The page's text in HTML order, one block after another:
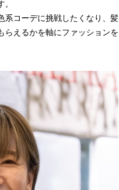
系コーデに挑戦したくなり、髪
らえるかを軸にファッションを